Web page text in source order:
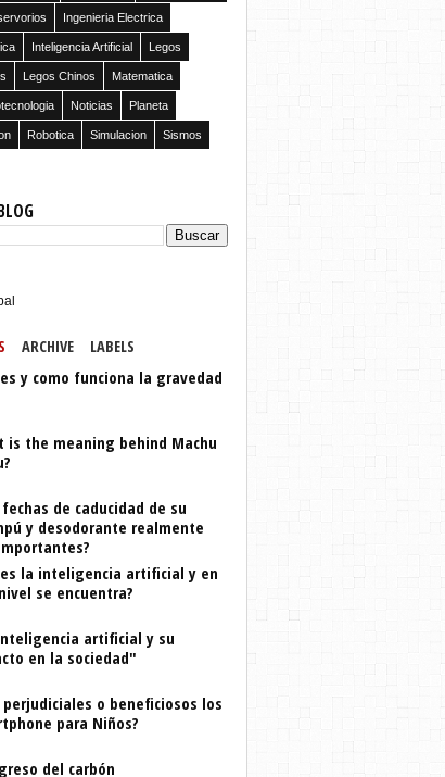
Ingenieria Electrica
Inteligencia Artificial Legos
Legos Chinos Matematica
Noticias Planeta
Robotica Simulacion Sismos
ARCHIVE LABELS
y como funciona la gravedad
is the meaning behind Machu
fechas de caducidad de su
y desodorante realmente
la inteligencia artificial y en
se encuentra?
artificial y su
en la sociedad"
perjudiciales o beneficiosos los
para Niños?
del carbón